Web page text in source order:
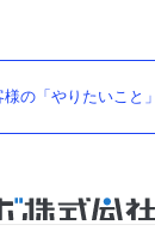
様の「やりたいこと